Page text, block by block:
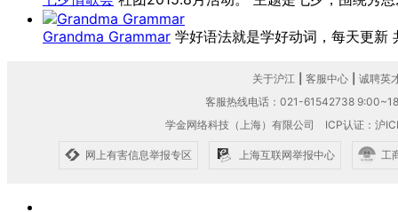
Grandma Grammar 学好语法就是学好动词，每天更新
关于沪江 客服中心
诚聘英
客服热线电话：021-61542738
学金网络科技（上海）有限公司 ICP认证：沪
网上有害信息举报专区 上海互联网举报中心 工